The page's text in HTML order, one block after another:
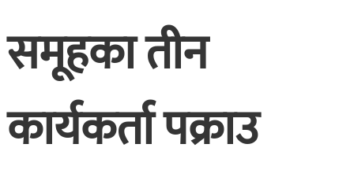
समूहका तीन
कार्यकर्ता पक्राउ